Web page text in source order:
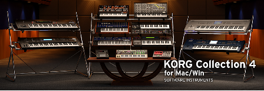
locatie
Social Media
Over KORG